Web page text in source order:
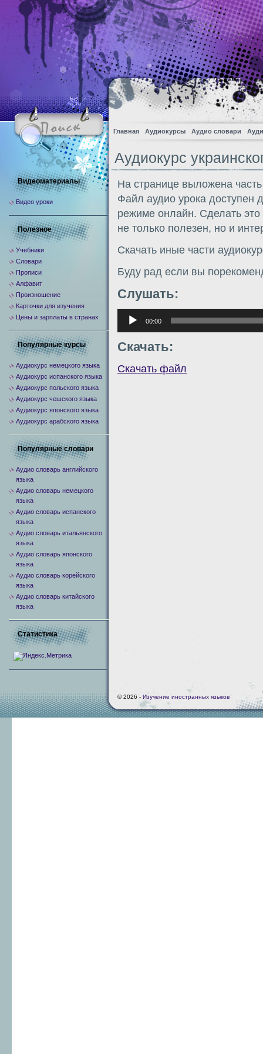
Главная Аудиокурсы Аудио словари
Аудиокурс
На странице выложена
Файл аудио урока доступен
режиме онлайн. Сделать
не только полезен, но и
Скачать иные части
Буду рад если вы
Слушать:
Аудиоплеер
00:00
Скачать:
Скачать файл
Видеоматериалы
Видео уроки
Полезное
Учебники
Словари
Прописи
Алфавит
Произношение
Карточки для изучения
Цены и зарплаты в странах
Популярные курсы
Аудиокурс немецкого языка
Аудиокурс испанского языка
Аудиокурс польского языка
Аудиокурс чешского языка
Аудиокурс японского языка
Аудиокурс арабского языка
Популярные словари
Аудио словарь английского
языка
Аудио словарь немецкого
языка
Аудио словарь испанского
языка
Аудио словарь итальянского
языка
Аудио словарь японского
языка
Аудио словарь корейского
языка
Аудио словарь китайского
языка
Статистика
© 2026 - Изучение иностранных языков